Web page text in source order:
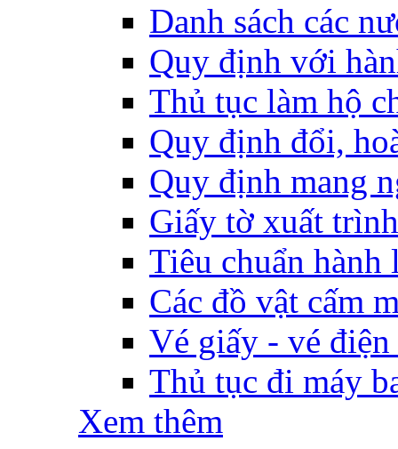
Danh sách các
Quy định với
Thủ tục làm hộ
Quy định đổi,
Quy định mang
Giấy tờ xuất
Tiêu chuẩn
Các đồ vật cấm
Vé giấy - vé
Thủ tục đi máy
Xem thêm